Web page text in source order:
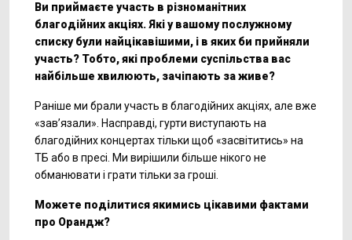
Ви приймаєте участь в різноманітних
благодійних акціях. Які у вашому послужному
списку були найцікавішими, і в яких би прийняли
участь? Тобто, які проблеми суспільства вас
найбільше хвилюють, зачіпають за живе?
Раніше ми брали участь в благодійних акціях, але вже
«зав’язали». Насправді, гурти виступають на
благодійних концертах тільки щоб «засвітитись» на
ТБ або в пресі. Ми вирішили більше нікого не
обманювати і грати тільки за гроші.
Можете поділитися якимись цікавими фактами
про Орандж?